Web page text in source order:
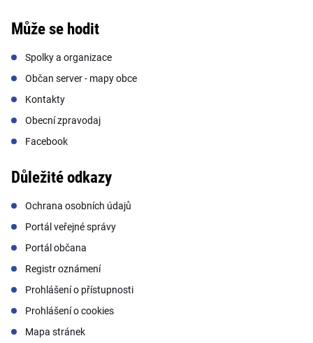
Může se hodit
Spolky a organizace
Občan server - mapy obce
Kontakty
Obecní zpravodaj
Facebook
Důležité odkazy
Ochrana osobních údajů
Portál veřejné správy
Portál občana
Registr oznámení
Prohlášení o přístupnosti
Prohlášení o cookies
Mapa stránek